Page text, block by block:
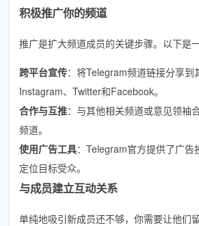
积极推广你的频道
推广是扩大频道成员的关键步骤。以下是
跨平台宣传：将Telegram频道链接分享到
Instagram、Twitter和Facebook。
合作与互推：与其他相关频道或意见领袖
频道。
使用广告工具：Telegram官方提供了广告
定位目标受众。
与成员建立互动关系
单纯地吸引新成员还不够，你需要让他们